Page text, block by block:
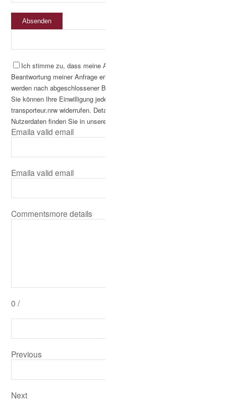
Absenden
Ich stimme zu, dass meine Angaben aus dem Kontaktformular zur
Beantwortung meiner Anfrage erhoben und verarbeitet werden. Die Daten
werden nach abgeschlossener Bearbeitung Ihrer Anfrage gelöscht. Hinweis:
Sie können Ihre Einwilligung jederzeit für die Zukunft per E-Mail an info@der-
transporteur.nrw widerrufen. Detaillierte Informationen zum Umgang mit
Nutzerdaten finden Sie in unserer Datenschutzerklärung.
Emaila valid email
Emaila valid email
Commentsmore details
0 /
Previous
Next